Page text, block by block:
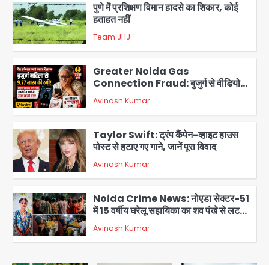
2
पुणे में प्रशिक्षण विमान हादसे का शिकार, कोई
हताहत नहीं
Team JHJ
3
Greater Noida Gas
Connection Fraud: बुजुर्ग से वीडियो
कॉल पर 9.77 लाख की साइबर फ्रॉड
Avinash Kumar
4
Taylor Swift: ट्रंप कैंपेन-व्हाइट हाउस
पोस्ट से हटाए गए गाने, जानें पूरा विवाद
Avinash Kumar
5
Noida Crime News: नोएडा सेक्टर-51
में 15 वर्षीय घरेलू सहायिका का शव पंखे से लटका
मिला
Avinash Kumar